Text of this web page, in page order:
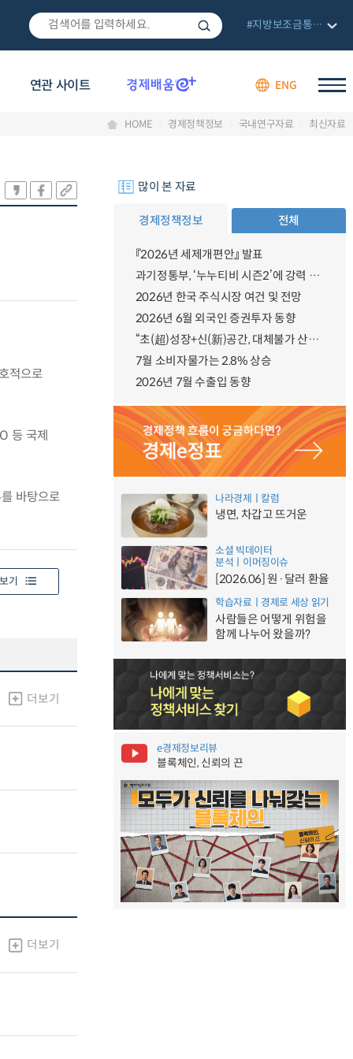
연관 사이트 ENG
#지방보조금통합관리망
HOME 경제정책정보 국내연구자료 최신자료
적으로
등 국제
바탕으로
기
더보기
더보기
많이 본 자료
경제정책정보 전체
『2026년 세제개편안』 발표
과기정통부, ‘누누티비 시즌2’에 강력 대응 의지 밝혀
2026년 한국 주식시장 여건 및 전망
2026년 6월 외국인 증권투자 동향
“초(超)성장+신(新)공간, 대체불가 산업강국”
7월 소비자물가는 2.8% 상승
2026년 7월 수출입 동향
나라경제ㅣ칼럼
냉면, 차갑고 뜨거운
소셜 빅데이터
분석ㅣ이머징이슈
[2026.06] 원·달러 환율
학습자료ㅣ경제로 세상 읽기
사람들은 어떻게 위험을
함께 나누어 왔을까?
e경제정보리뷰
블록체인, 신뢰의 끈